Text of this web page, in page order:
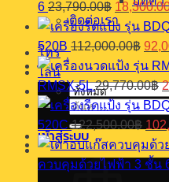
ติดต่อเรา
โทร
ไลน์
ค้นหา:
เข้าสู่ระบบ
รุ่น
PT-
1PT
ชิ้น
6 23,790.00฿
price
was:
520B 112,000.00฿
was:
RMSX-5L 29,770.00฿
520C 122,500.00฿
ควบคุมด้วยไฟฟ้า 3 ชั้น